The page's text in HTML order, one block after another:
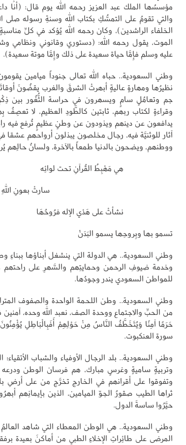
مؤسسُها الملك عبد العزيز رحمه الله يوم قال: (أنا
والتي تقومُ على التمسُّكِ بكتاب الله وسنةِ رسوله صلى
الخلفاء الراشدين)، وكان رحمه الله يُؤكد في كلِّ
الموت، يقول رحمه الله: (دستوري وقانوني ونظامي
عليه وسلم فإِمَّا حياة سعيدة على ذلك وإِمَّا موتة سعيدة).
وطني السعودية.. حباه الله تعالى جنوداً ميامين
نظيرُها ومهارةٍ عاليةٍ أبهرتْ الشرقَ والغرب يقضُونَ
جم وتعامُلٍ سامٍ ويسهرون في حراسة الثُّغُور بين
وقراءةٍ لكتاب ربهم، ثابتين كالطَّودِ العظيم، لا
يدافعون عن دينهم ويذودون عن وطنٍ عظيمٍ تُرفع فيه رايةُ
آثار للوثنيَّة فيه، رجال مخلصون يبذلون أرواحهم
ووطنهم، ويضحون بالدنيا طمعاً بالآخرة، ولسانُ حالِهم
هي مَهْبِطُ القُرآنِ تحت لوائِه
سارتْ بعونِ
نشأتْ على هَدْي الإله فرُوحُهَا
تسمو بها وبِروحِها يسمو البَدَنْ
وطني السعودية.. هي الدولة التي ينشغل أبناؤها ببناءِ
وخدمة ضيوفِ الرحمن وحمايتِهم والسَّهرِ على راحتهم
للمواطن السعودي يندر وجودُها.
وطني السعودية.. وطن اللحمة الواحدة والصفوف
من الحبِّ والاجتماع ووحدة الصف، نعبد الله وحده، آمنين
سورة العنكبوت.
وطني السعودية.. بلد الرجال الأوفياء والشباب
وتربيةٍ ساميةٍ وغرسٍ مبارك، هم فرسان الوطن ودرعه
وتفوقوا على أقرانهم في الخارج تخرَّج من على أرضِ
ثراها الطيب صقورُ الجوّ الميامين، الذين بإيمانِهم
حيَّرُوا ساسةَ الدول.
وطني السعودية.. هي الوطن المعطاء التي شاهد
المرضى على طائِراتِ الإخلاءِ الطبي من أماكنَ بعيدة